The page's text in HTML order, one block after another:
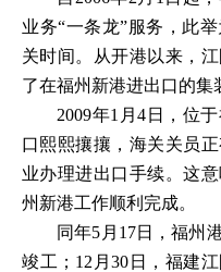
业务“一条龙”服务，此
关时间。从开港以来，
了在福州新港进出口的集
2009年1月4日，位
口熙熙攘攘，海关关员
业办理进出口手续。这
州新港工作顺利完成。
同年5月17日，福州
竣工；12月30日，福建